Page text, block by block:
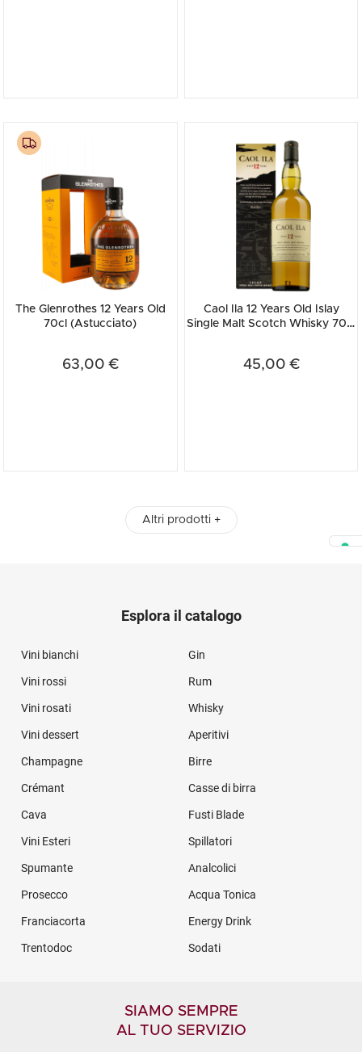
The Glenrothes 12 Years Old
70cl (Astucciato)
63,00 €
Caol Ila 12 Years Old Islay
Single Malt Scotch Whisky 70cl
45,00 €
Altri prodotti +
Esplora il catalogo
Vini bianchi Gin
Vini rossi Rum
Vini rosati Whisky
Vini dessert Aperitivi
Champagne Birre
Crémant Casse di birra
Cava Fusti Blade
Vini Esteri Spillatori
Spumante Analcolici
Prosecco Acqua Tonica
Franciacorta Energy Drink
Trentodoc Sodati
SIAMO SEMPRE
AL TUO SERVIZIO